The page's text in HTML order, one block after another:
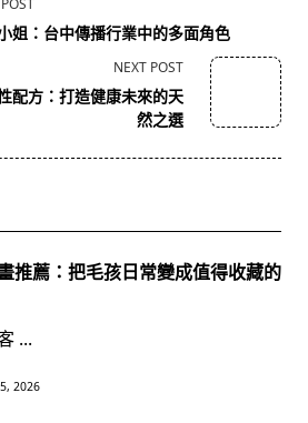
姐：台中傳播行業中的多面角色
NEXT POST
配方：打造健康未來的天
然之選
推薦：把毛孩日常變成值得收藏的
...
2026